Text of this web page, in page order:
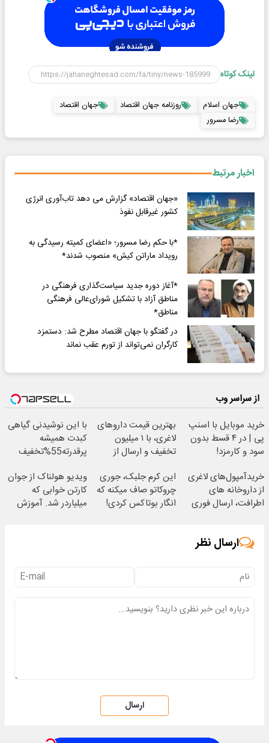
لینک کوتاه
جهان اسلام روزنامه جهان اقتصاد
جهان اقتصاد
رضا مسرور
اخبار مرتبط
«جهان اقتصاد» گزارش می دهد تاب‌آوری انرژی
کشور غیرقابل نفوذ
*با حکم رضا مسرور؛ «اعضای کمیته رسیدگی به
رویداد ماراتن کیش» منصوب شدند*
*آغاز دوره جدید سیاست‌گذاری فرهنگی در
مناطق آزاد با تشکیل شورای‌عالی فرهنگی
مناطق*
در گفتگو با جهان اقتصاد مطرح شد: دستمزد
کارگران نمی‌تواند از تورم عقب نماند
از سراسر وب
خرید موبایل با اسنپ
پی | در ۴ قسط بدون
سود و کارمزد!
بهترین قیمت داروهای
لاغری، با ۱ میلیون
تخفیف و ارسال از
با این نوشیدنی گیاهی
کبدت همیشه
پرقدرته55%تخفیف
خریدآمپول‌های لاغری
از داروخانه های
اطرافت، ارسال فوری
این کرم جلبک، جوری
چروکاتو صاف میکنه که
انگار بوتاکس کردی!
ویدیو هولناک از جوان
کارتن خوابی که
میلیاردر شد. آموزش
ارسال نظر
ارسال